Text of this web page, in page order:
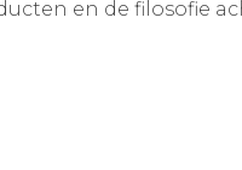
en de filosofie